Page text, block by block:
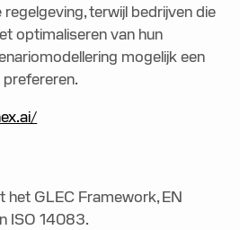
terwijl bedrijven die
optimaliseren van hun
mogelijk een
het GLEC Framework, EN
ISO 14083.